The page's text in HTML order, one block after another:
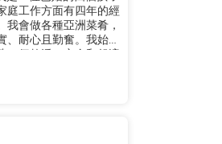
庭工作方面有四年的經
會做各種亞洲菜肴，
耐心且勤奮。我始終